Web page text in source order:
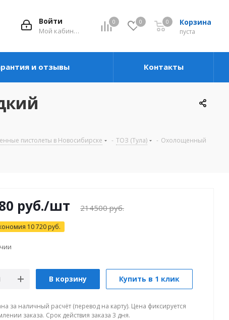
0 0 Корзина
пуста
0
Войти
Мой кабинет
и отзывы Контакты
пистолеты в Новосибирске - ТОЗ (Тула) - Охолощенный
руб./шт 214500 руб.
10 720 руб.
В корзину Купить в 1 клик
за наличный расчёт (перевод на карту). Цена фиксируется
заказа. Срок действия заказа 3 дня.